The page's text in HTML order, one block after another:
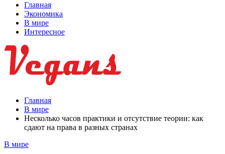
Главная
Экономика
В мире
Интересное
Главная
В мире
Несколько часов практики и отсутствие теории: как
сдают на права в разных странах
В мире